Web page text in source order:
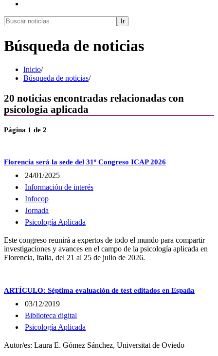
Ir
Búsqueda de noticias
Inicio/
Búsqueda de noticias/
20 noticias encontradas relacionadas con
psicologia aplicada
Página 1 de 2
Florencia será la sede del 31º Congreso ICAP 2026
24/01/2025
Información de interés
Infocop
Jornada
Psicología Aplicada
Este congreso reunirá a expertos de todo el mundo para compartir
investigaciones y avances en el campo de la psicología aplicada en
Florencia, Italia, del 21 al 25 de julio de 2026.
ARTÍCULO: Séptima evaluación de test editados en España
03/12/2019
Biblioteca digital
Psicología Aplicada
Autor/es: Laura E. Gómez Sánchez, Universitat de Oviedo